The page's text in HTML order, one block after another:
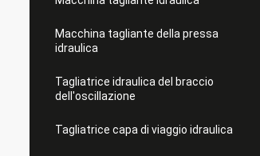
Macchina tagliante della pressa
idraulica
Tagliatrice idraulica del braccio
dell'oscillazione
Tagliatrice capa di viaggio idraulica